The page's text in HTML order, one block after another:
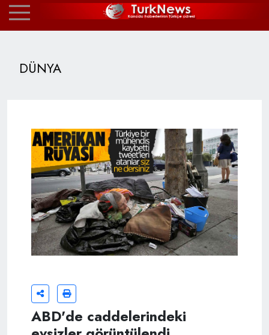
DÜNYA
ABD'de caddelerindeki